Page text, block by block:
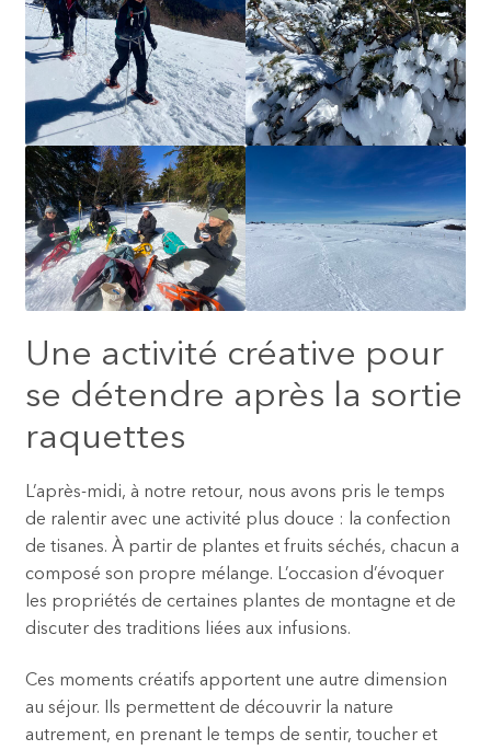
Une activité créative pour
se détendre après la sortie
raquettes
L’après-midi, à notre retour, nous avons pris le temps
de ralentir avec une activité plus douce : la confection
de tisanes. À partir de plantes et fruits séchés, chacun a
composé son propre mélange. L’occasion d’évoquer
les propriétés de certaines plantes de montagne et de
discuter des traditions liées aux infusions.
Ces moments créatifs apportent une autre dimension
au séjour. Ils permettent de découvrir la nature
autrement, en prenant le temps de sentir, toucher et